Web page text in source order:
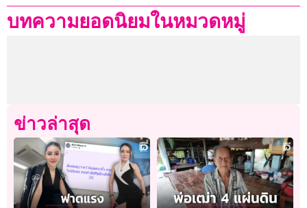
บทความยอดนิยมในหมวดหมู่
ข่าวล่าสุด